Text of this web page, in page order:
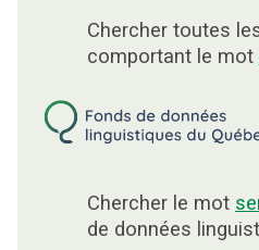
Chercher toutes
comportant le mot
Chercher le mot
de données